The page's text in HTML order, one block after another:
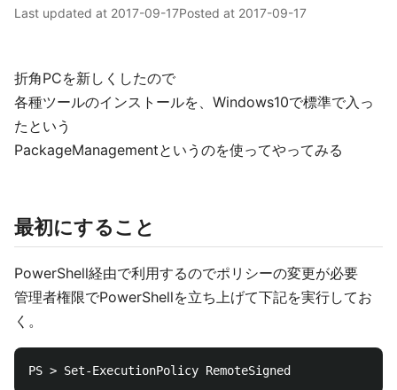
Last updated at 2017-09-17Posted at 2017-09-17
折角PCを新しくしたので
各種ツールのインストールを、Windows10で標準で入っ
たという
PackageManagementというのを使ってやってみる
最初にすること
PowerShell経由で利用するのでポリシーの変更が必要
管理者権限でPowerShellを立ち上げて下記を実行してお
く。